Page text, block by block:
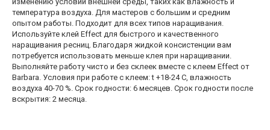
температура воздуха. Для мастеров с большим и средним
опытом работы. Подходит для всех типов наращивания.
Используйте клей Effect для быстрого и качественного
наращивания ресниц. Благодаря жидкой консистенции вам
потребуется использовать меньше клея при наращивании.
Выполняйте работу чисто и без склеек вместе с клеем Effect от
Barbara. Условия при работе с клеем: t +18-24 C, влажность
воздуха 40-70 %. Срок годности: 6 месяцев. Срок годности после
вскрытия: 2 месяца.